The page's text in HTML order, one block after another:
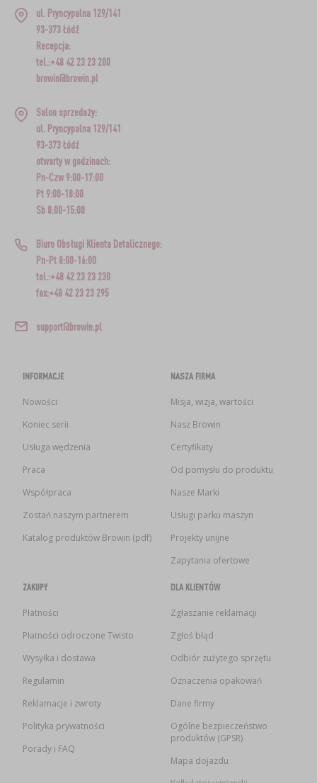
ul. Pryncypalna 129/141
93-373 Łódź
Recepcja:
tel.:+48 42 23 23 200
browin@browin.pl
Salon sprzedaży:
ul. Pryncypalna 129/141
93-373 Łódź
otwarty w godzinach:
Pn-Czw 9:00-17:00
Pt 9:00-18:00
Sb 8:00-15:00
Biuro Obsługi Klienta Detalicznego:
Pn-Pt 8:00-16:00
tel.:+48 42 23 23 230
fax:+48 42 23 23 295
support@browin.pl
INFORMACJE
Nowości
Koniec serii
Usługa wędzenia
Praca
Współpraca
Zostań naszym partnerem
Katalog produktów Browin (pdf)
NASZA FIRMA
Misja, wizja, wartości
Nasz Browin
Certyfikaty
Od pomysłu do produktu
Nasze Marki
Usługi parku maszyn
Projekty unijne
Zapytania ofertowe
ZAKUPY
Płatności
Płatności odroczone Twisto
Wysyłka i dostawa
Regulamin
Reklamacje i zwroty
Polityka prywatności
Porady i FAQ
DLA KLIENTÓW
Zgłaszanie reklamacji
Zgłoś błąd
Odbiór zużytego sprzętu
Oznaczenia opakowań
Dane firmy
Ogólne bezpieczeństwo
produktów (GPSR)
Mapa dojazdu